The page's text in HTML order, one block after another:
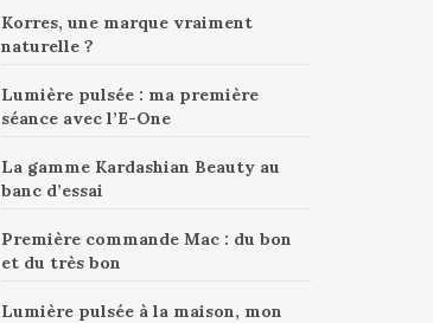
Korres, une marque vraiment
naturelle ?
Lumière pulsée : ma première
séance avec l’E-One
La gamme Kardashian Beauty au
banc d’essai
Première commande Mac : du bon
et du très bon
Lumière pulsée à la maison, mon